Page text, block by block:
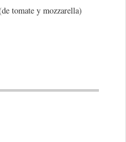
tomate y mozzarella)